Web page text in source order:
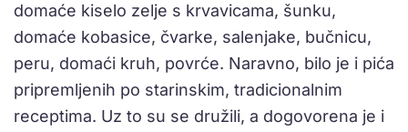
domaće kiselo zelje s krvavicama, šunku,
domaće kobasice, čvarke, salenjake, bučnicu,
peru, domaći kruh, povrće. Naravno, bilo je i pića
pripremljenih po starinskim, tradicionalnim
receptima. Uz to su se družili, a dogovorena je i